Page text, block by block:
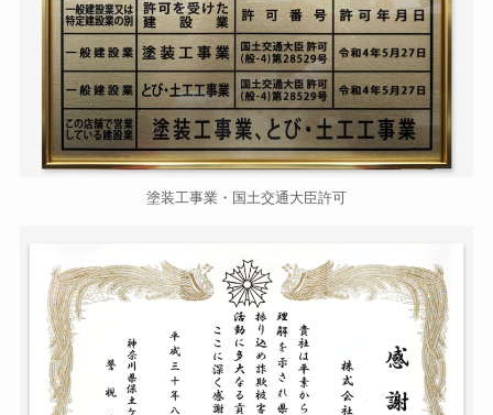
塗装工事業・国土交通大臣許可